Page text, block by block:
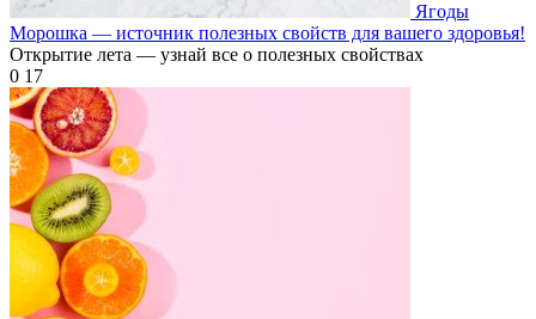
Ягоды
Морошка — источник полезных свойств для вашего здоровья!
Открытие лета — узнай все о полезных свойствах
0 17